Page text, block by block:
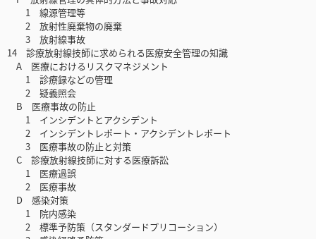
1 線源管理等
2 放射性廃棄物の廃棄
3 放射線事故
14 診療放射線技師に求められる医療安全管理の知識
A 医療におけるリスクマネジメント
1 診療録などの管理
2 疑義照会
B 医療事故の防止
1 インシデントとアクシデント
2 インシデントレポート・アクシデントレポート
3 医療事故の防止と対策
C 診療放射線技師に対する医療訴訟
1 医療過誤
2 医療事故
D 感染対策
1 院内感染
2 標準予防策（スタンダードプリコーション）